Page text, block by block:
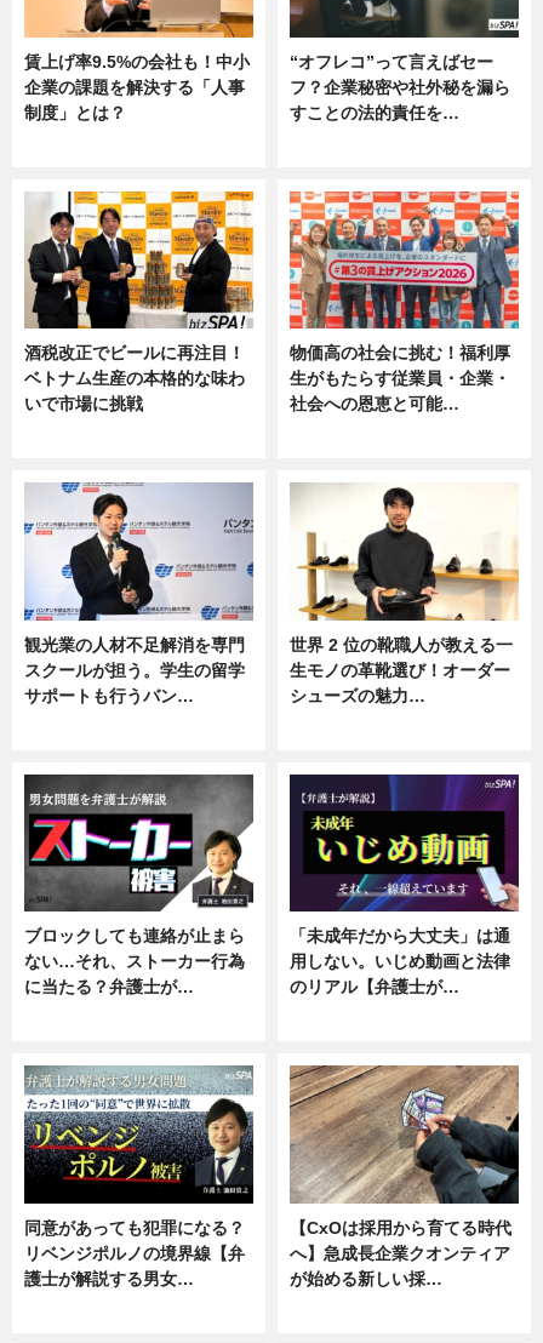
賃上げ率9.5%の会社も！中小
企業の課題を解決する「人事
制度」とは？
“オフレコ”って言えばセー
フ？企業秘密や社外秘を漏ら
すことの法的責任を…
酒税改正でビールに再注目！
ベトナム生産の本格的な味わ
いで市場に挑戦
物価高の社会に挑む！福利厚
生がもたらす従業員・企業・
社会への恩恵と可能…
観光業の人材不足解消を専門
スクールが担う。学生の留学
サポートも行うバン…
世界 2 位の靴職人が教える一
生モノの革靴選び！オーダー
シューズの魅力…
ブロックしても連絡が止まら
ない…それ、ストーカー行為
に当たる？弁護士が…
「未成年だから大丈夫」は通
用しない。いじめ動画と法律
のリアル【弁護士が…
同意があっても犯罪になる？
リベンジポルノの境界線【弁
護士が解説する男女…
【CxOは採用から育てる時代
へ】急成長企業クオンティア
が始める新しい採…